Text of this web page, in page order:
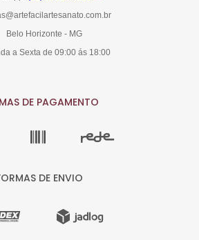
Belo Horizonte - MG
a Sexta de 09:00 ás 18:00
DE PAGAMENTO
DE ENVIO